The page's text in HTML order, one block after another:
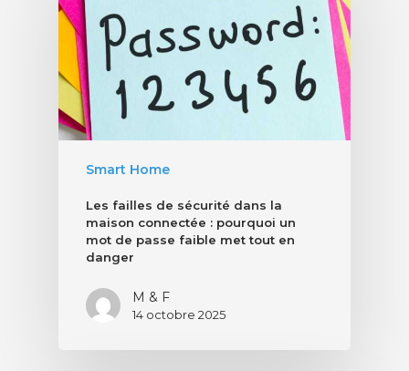
Smart Home
Les failles de sécurité dans la
maison connectée : pourquoi un
mot de passe faible met tout en
danger
M & F
14 octobre 2025